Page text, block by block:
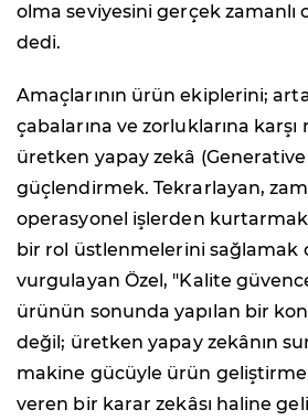
olma seviyesini gerçek zamanlı
dedi.
Amaçlarının ürün ekiplerini;
çabalarına ve zorluklarına
üretken yapay zekâ (Generative
güçlendirmek. Tekrarlayan,
operasyonel işlerden
bir rol üstlenmelerini sağlamak
vurgulayan Özel, "Kalite
ürünün sonunda yapılan bir
değil; üretken yapay zekânın
makine gücüyle ürün
veren bir karar zekâsı haline